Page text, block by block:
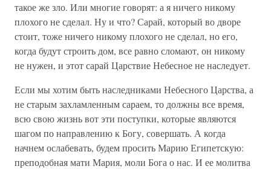
такое же зло. Или многие говорят: а я ничего никому
плохого не сделал. Ну и что? Сарай, который во дворе
стоит, тоже ничего никому плохого не сделал, но его,
когда будут строить дом, все равно сломают, он никому
не нужен, и этот сарай Царствие Небесное не наследует.
Если мы хотим быть наследниками Небесного Царства, а
не старым захламленным сараем, то должны все время,
всю свою жизнь вот эти поступки, которые являются
шагом по направлению к Богу, совершать. А когда
начнем ослабевать, будем просить Марию Египетскую:
преподобная мати Мария, моли Бога о нас. И ее молитва